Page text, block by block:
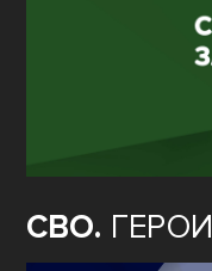
СВО. ГЕРОИ